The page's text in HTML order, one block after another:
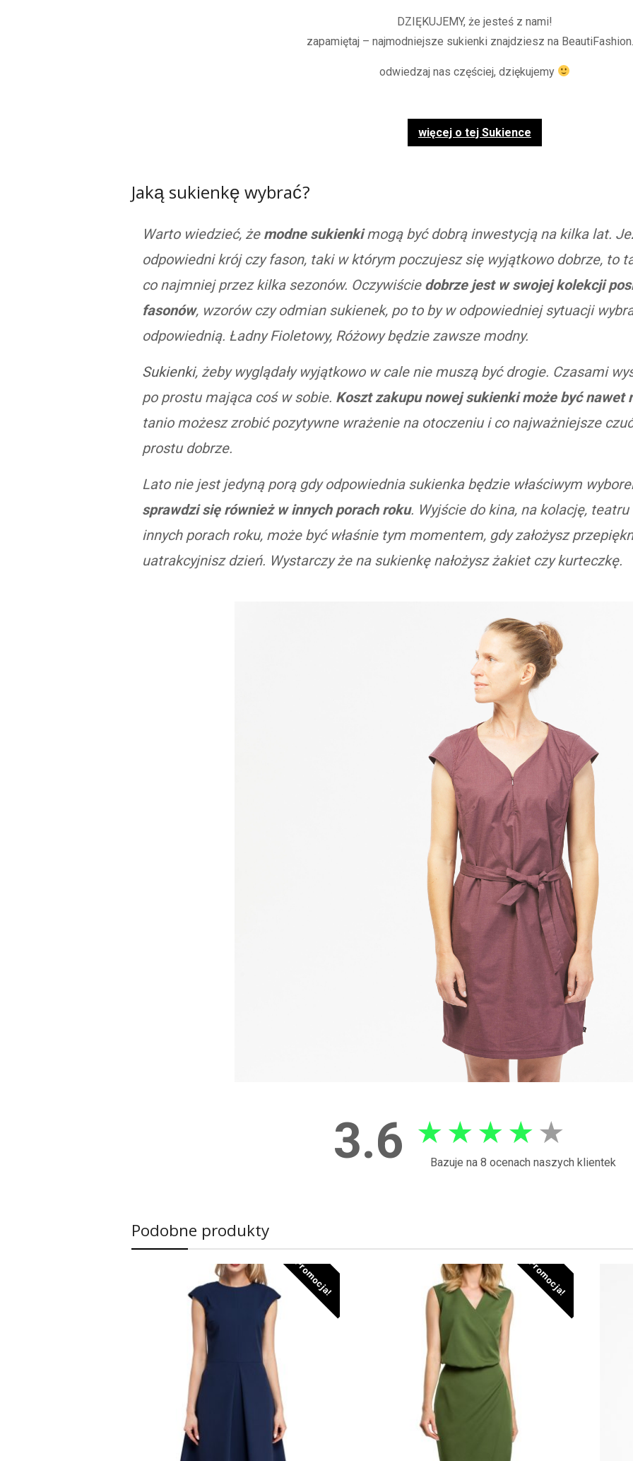
DZIĘKUJEMY, że jesteś z nami!
zapamiętaj – najmodniejsze sukienki znajdziesz na
odwiedzaj nas częściej, dziękujemy
więcej o tej Sukience
Jaką sukienkę wybrać?
Warto wiedzieć, że modne sukienkimogą być dobrą inwestycją na kilka lat.
odpowiedni krój czy fason, taki w którym poczujesz się wyjątkowo dobrze, to
co najmniej przez kilka sezonów. Oczywiście dobrze jest w swojej kolekcji
fasonów, wzorów czy odmian sukienek, po to by w odpowiedniej sytuacji
odpowiednią. Ładny Fioletowy, Różowy będzie zawsze modny.
Sukienki, żeby wyglądały wyjątkowo w cale nie muszą być drogie. Czasami
po prostu mająca coś w sobie. Koszt zakupu nowej sukienki może być nawet
tanio możesz zrobić pozytywne wrażenie na otoczeniu i co najważniejsze
prostu dobrze.
Lato nie jest jedyną porą gdy odpowiednia sukienka będzie właściwym
sprawdzi się również w innych porach roku. Wyjście do kina, na kolację,
innych porach roku, może być właśnie tym momentem, gdy założysz
uatrakcyjnisz dzień. Wystarczy że na sukienkę nałożysz żakiet czy kurteczkę.
3.6 ★ ★ ★ ★ ★
Bazuje na 8 ocenach naszych klientek
Podobne produkty
Promocja! Promocja!